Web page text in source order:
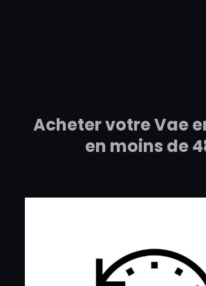
Acheter votre Vae
en moins de